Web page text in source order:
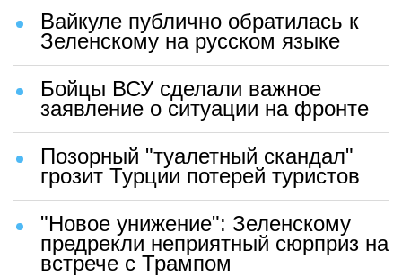
Вайкуле публично обратилась к
Зеленскому на русском языке
Бойцы ВСУ сделали важное
заявление о ситуации на фронте
Позорный "туалетный скандал"
грозит Турции потерей туристов
"Новое унижение": Зеленскому
предрекли неприятный сюрприз на
встрече с Трампом